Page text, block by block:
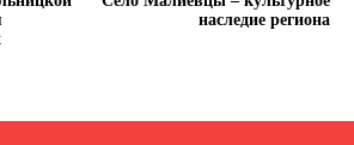
наследие региона